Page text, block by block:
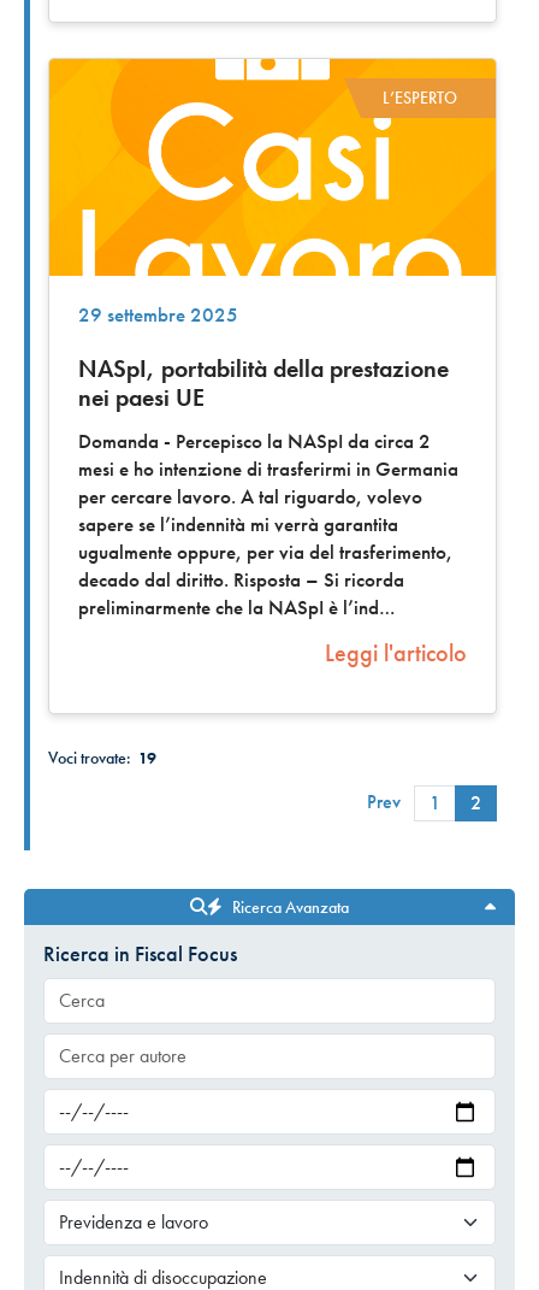
L’ESPERTO
29 settembre 2025
NASpI, portabilità della prestazione
nei paesi UE
Domanda - Percepisco la NASpI da circa 2
mesi e ho intenzione di trasferirmi in Germania
per cercare lavoro. A tal riguardo, volevo
sapere se l’indennità mi verrà garantita
ugualmente oppure, per via del trasferimento,
decado dal diritto. Risposta – Si ricorda
preliminarmente che la NASpI è l’ind
Leggi l'articolo
Voci trovate: 19
Prev 1 2
Ricerca Avanzata
Ricerca in Fiscal Focus